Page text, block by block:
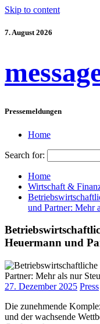
Skip to content
7. August 2026
Pressemeldungen
Home
Search for:
Home
Wirtschaft &
und Partner: Mehr
Heuermann und
27. Dezember 2025 Press
Die zunehmende
und der wachsende